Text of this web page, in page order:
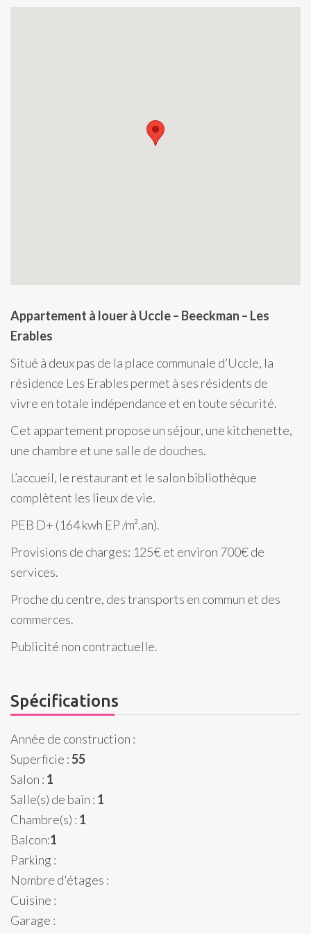
Appartement à louer à Uccle – Beeckman – Les
Erables
Situé à deux pas de la place communale d’Uccle, la
résidence Les Erables permet à ses résidents de
vivre en totale indépendance et en toute sécurité.
Cet appartement propose un séjour, une kitchenette,
une chambre et une salle de douches.
L’accueil, le restaurant et le salon bibliothèque
complètent les lieux de vie.
PEB D+ (164 kwh EP /m².an).
Provisions de charges: 125€ et environ 700€ de
services.
Proche du centre, des transports en commun et des
commerces.
Publicité non contractuelle.
Spécifications
Année de construction :
Superficie :55
Salon : 1
Salle(s) de bain : 1
Chambre(s) : 1
Balcon:1
Parking :
Nombre d'étages :
Cuisine :
Garage :